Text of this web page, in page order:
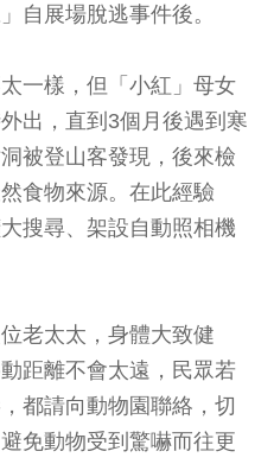
自展場脫逃事件後。
一樣，但「小紅」母女
出，直到3個月後遇到寒
被登山客發現，後來檢
食物來源。在此經驗
搜尋、架設自動照相機
老太太，身體大致健
距離不會太遠，民眾若
都請向動物園聯絡，切
免動物受到驚嚇而往更